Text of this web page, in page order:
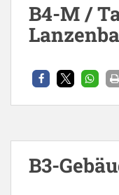
B4-M /
B3-